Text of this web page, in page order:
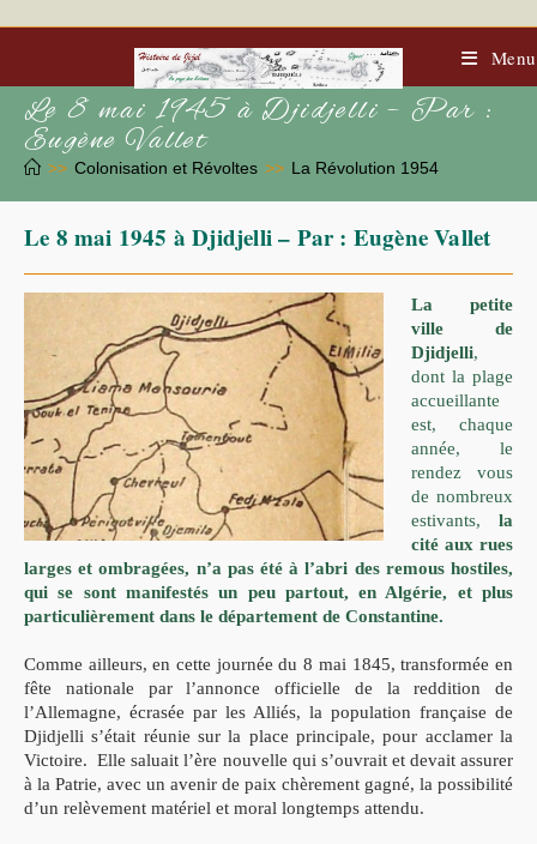
to
Menu
Le 8 mai 1945 à Djidjelli – Par :
Eugène Vallet
>> Colonisation et Révoltes >> La Révolution 1954
Le 8 mai 1945 à Djidjelli – Par : Eugène Vallet
La petite
ville de
Djidjelli,
dont la plage
accueillante
est, chaque
année, le
rendez vous
de nombreux
estivants, la
cité aux rues
larges et ombragées, n’a pas été à l’abri des remous hostiles,
qui se sont manifestés un peu partout, en Algérie, et plus
particulièrement dans le département de Constantine.
Comme ailleurs, en cette journée du 8 mai 1845, transformée en
fête nationale par l’annonce officielle de la reddition de
l’Allemagne, écrasée par les Alliés, la population française de
Djidjelli s’était réunie sur la place principale, pour acclamer la
Victoire. Elle saluait l’ère nouvelle qui s’ouvrait et devait assurer
à la Patrie, avec un avenir de paix chèrement gagné, la possibilité
d’un relèvement matériel et moral longtemps attendu.